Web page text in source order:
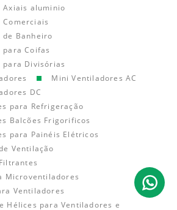
Axiais aluminio
Comerciais
de Banheiro
para Coifas
para Divisórias
Mini Ventiladores AC
DC
para Refrigeração
Balcões Frigorificos
para Painéis Elétricos
Ventilação
Microventiladores
Ventiladores
Hélices para Ventiladores e